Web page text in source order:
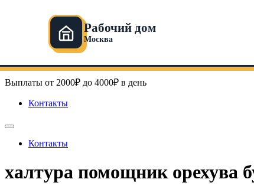
Рабочий дом
Москва
к
содержимому
Выплаты от 2000₽ до 4000₽ в день
Контакты
Контакты
халтура помощник орехува